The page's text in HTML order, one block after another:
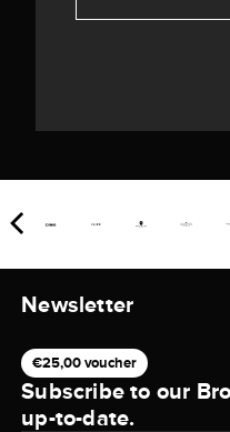
Newsletter
€25,00 voucher
Subscribe to our
up-to-date.